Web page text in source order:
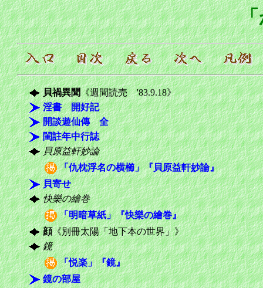
貝禍異聞《週間読売 '83.9.18》
淫書 開好記
開談遊仙傳 全
閨註年中行誌
貝原益軒妙論
「仇枕浮名の横櫛」『貝原益軒妙論』
貝寄せ
快樂の繪巻
「明暗草紙」『快樂の繪巻』
顔《別冊太陽「地下本の世界」》
鏡
「悦楽」『鏡』
鏡の部屋